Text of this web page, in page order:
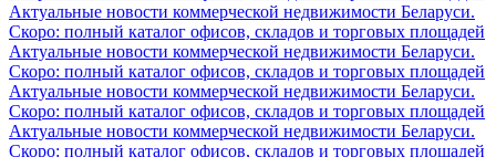
Актуальные новости коммерческой недвижимости Беларуси.
Скоро: полный каталог офисов, складов и торговых площадей
Актуальные новости коммерческой недвижимости Беларуси.
Скоро: полный каталог офисов, складов и торговых площадей
Актуальные новости коммерческой недвижимости Беларуси.
Скоро: полный каталог офисов, складов и торговых площадей
Актуальные новости коммерческой недвижимости Беларуси.
Скоро: полный каталог офисов, складов и торговых площадей